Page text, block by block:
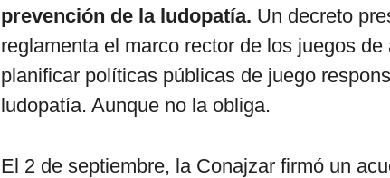
prevención de la ludopatía. Un decreto
reglamenta el marco rector de los juegos
planificar políticas públicas de juego
ludopatía. Aunque no la obliga.
El 2 de septiembre, la Conajzar firmó un